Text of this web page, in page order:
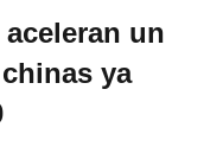
un
ya